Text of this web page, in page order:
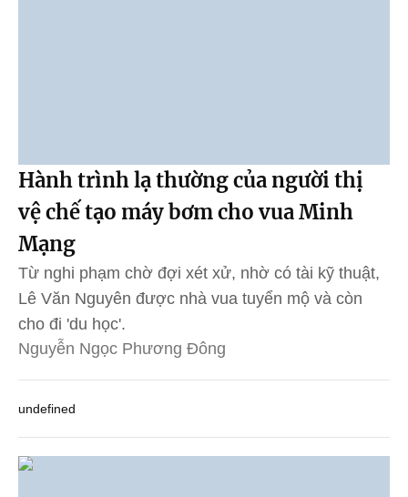
Hành trình lạ thường của người thị
vệ chế tạo máy bơm cho vua Minh
Mạng
Từ nghi phạm chờ đợi xét xử, nhờ có tài kỹ thuật,
Lê Văn Nguyên được nhà vua tuyển mộ và còn
cho đi 'du học'.
Nguyễn Ngọc Phương Đông
undefined